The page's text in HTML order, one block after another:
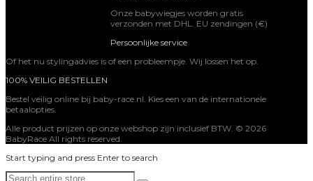
Onze babywiegjes worden gratis
verzonden met DHL. EU zendingen (€)
Persoonlijke service
Of het nu stylingadvies is of een probleempje. Wij lossen het op.
100% VEILIG BESTELLEN
Bestel veilig online bij baby-race.nl. Kies een van de internationele
betaalopties.
Alle product prijzen op onze webshop zijn inclusief BTW. © 2026
BabyRace All rights reserved.
Start typing and press Enter to search